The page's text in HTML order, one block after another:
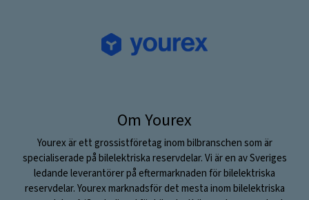
Om Yourex
Yourex är ett grossistföretag inom bilbranschen som är
specialiserade på bilelektriska reservdelar. Vi är en av Sveriges
ledande leverantörer på eftermarknaden för bilelektriska
reservdelar. Yourex marknadsför det mesta inom bilelektriska